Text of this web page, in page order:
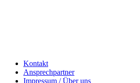
Kontakt
Ansprechpartner
Impressum / Über uns